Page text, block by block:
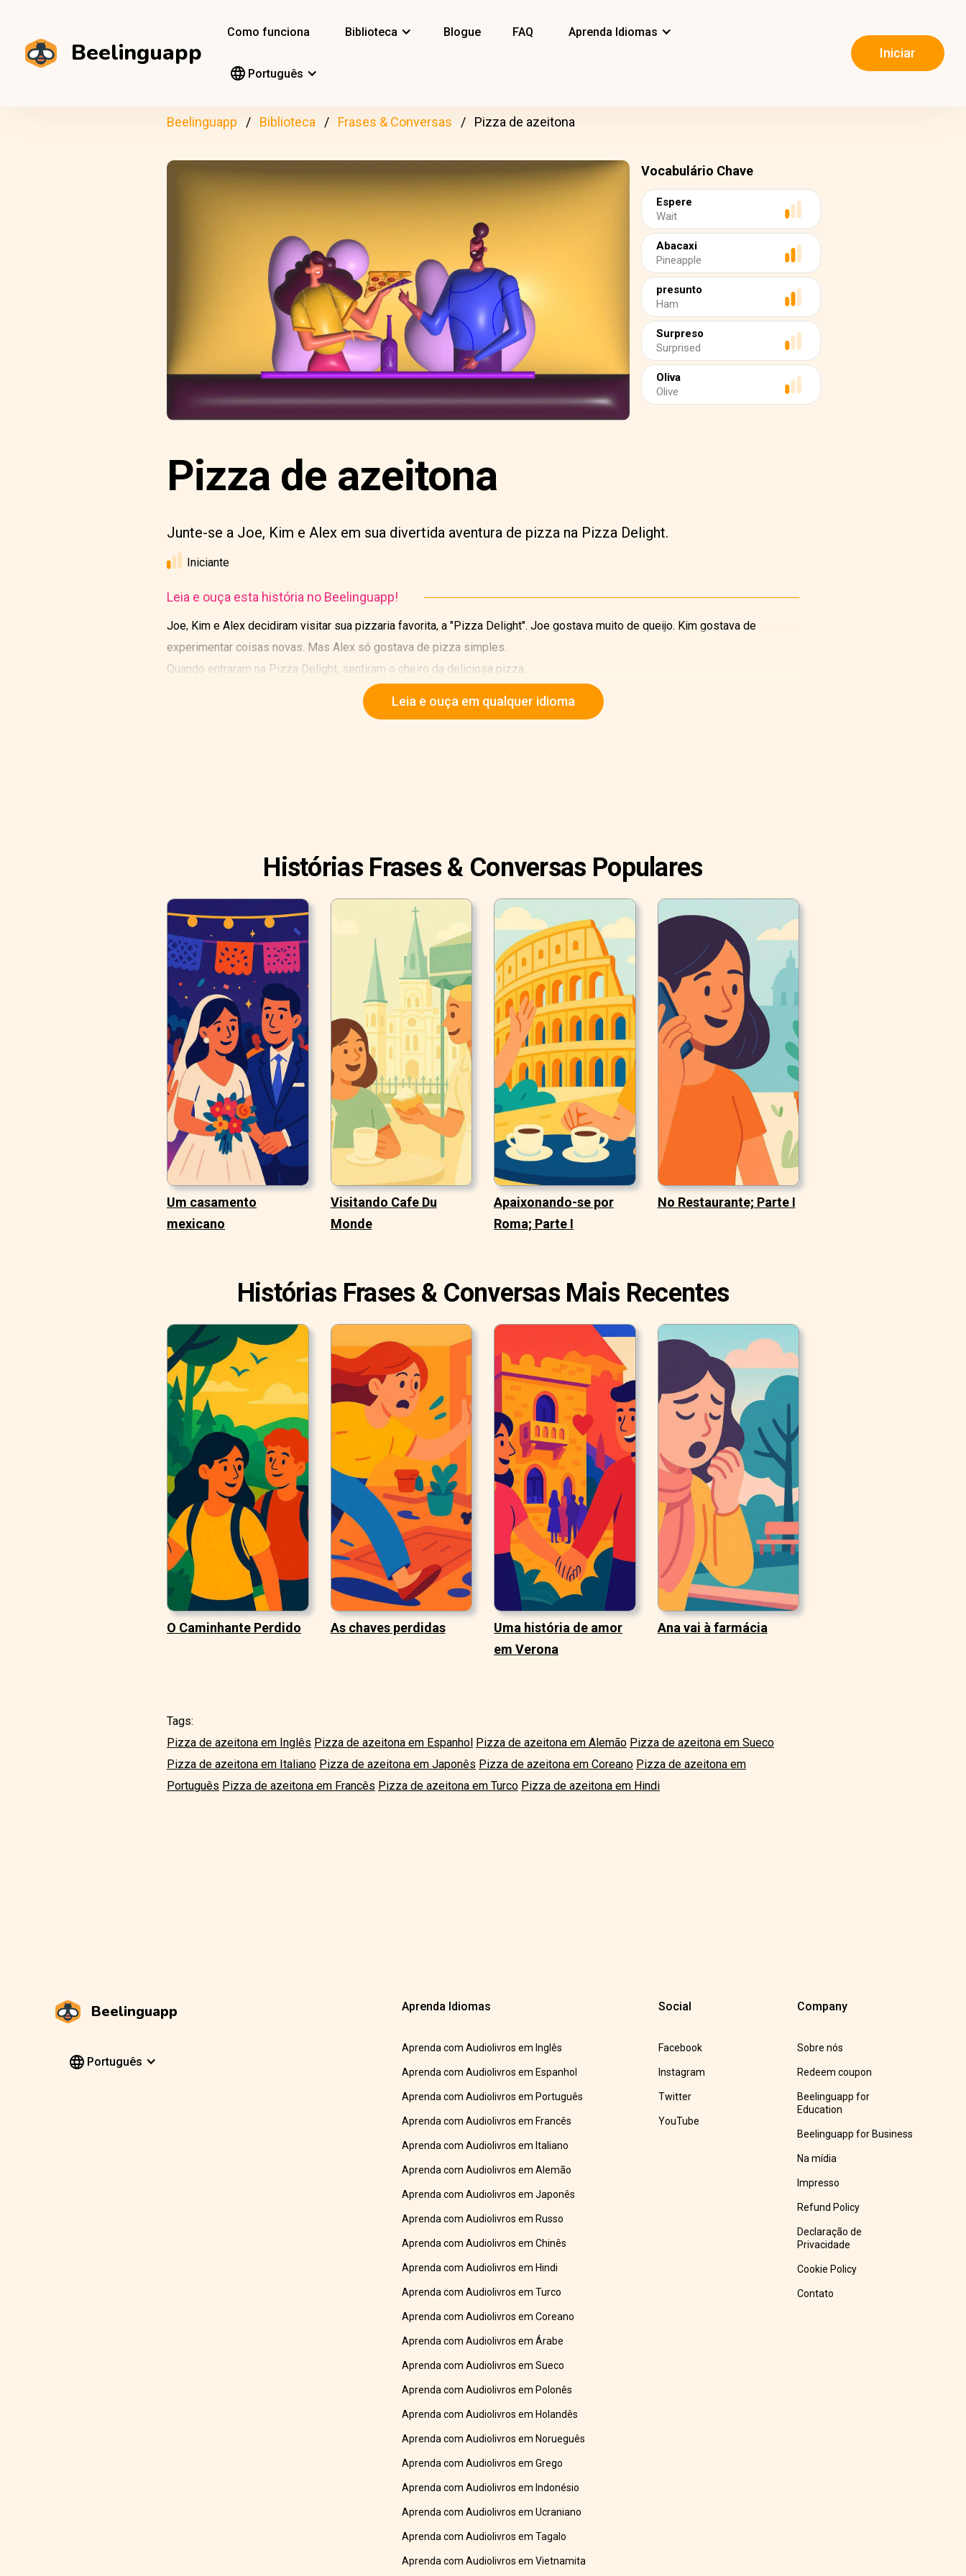
Beelinguapp
Como funciona Biblioteca Blogue FAQ Aprenda Idiomas
Português
Iniciar
Beelinguapp Biblioteca Frases & Conversas Pizza de azeitona
Vocabulário Chave
Espere
Wait
Abacaxi
Pineapple
presunto
Ham
Surpreso
Surprised
Oliva
Olive
Pizza de azeitona
Junte-se a Joe, Kim e Alex em sua divertida aventura de pizza na Pizza Delight.
Iniciante
Leia e ouça esta história no Beelinguapp!
Joe, Kim e Alex decidiram visitar sua pizzaria favorita, a "Pizza Delight". Joe gostava muito de queijo. Kim gostava de
experimentar coisas novas. Mas Alex só gostava de pizza simples.
Quando entraram na Pizza Delight, sentiram o cheiro da deliciosa pizza.
"Ah, mal posso esperar para comer", disse Joe, sorrindo.
Leia e ouça em qualquer idioma
Histórias Frases & Conversas Populares
Um casamento
mexicano
Visitando Cafe Du
Monde
Apaixonando-se por
Roma; Parte I
No Restaurante; Parte I
Histórias Frases & Conversas Mais Recentes
O Caminhante Perdido As chaves perdidas
Uma história de amor
em Verona
Ana vai à farmácia
Tags:
Pizza de azeitona em Inglês Pizza de azeitona em Espanhol Pizza de azeitona em Alemão Pizza de azeitona em Sueco
Pizza de azeitona em Italiano Pizza de azeitona em Japonês Pizza de azeitona em Coreano Pizza de azeitona em
Português Pizza de azeitona em Francês Pizza de azeitona em Turco Pizza de azeitona em Hindi
Beelinguapp
Português
Aprenda Idiomas
Aprenda com Audiolivros em Inglês
Aprenda com Audiolivros em Espanhol
Aprenda com Audiolivros em Português
Aprenda com Audiolivros em Francês
Aprenda com Audiolivros em Italiano
Aprenda com Audiolivros em Alemão
Aprenda com Audiolivros em Japonês
Aprenda com Audiolivros em Russo
Aprenda com Audiolivros em Chinês
Aprenda com Audiolivros em Hindi
Aprenda com Audiolivros em Turco
Aprenda com Audiolivros em Coreano
Aprenda com Audiolivros em Árabe
Aprenda com Audiolivros em Sueco
Aprenda com Audiolivros em Polonês
Aprenda com Audiolivros em Holandês
Aprenda com Audiolivros em Norueguês
Aprenda com Audiolivros em Grego
Aprenda com Audiolivros em Indonésio
Aprenda com Audiolivros em Ucraniano
Aprenda com Audiolivros em Tagalo
Aprenda com Audiolivros em Vietnamita
Social
Facebook
Instagram
Twitter
YouTube
Company
Sobre nós
Redeem coupon
Beelinguapp for
Education
Beelinguapp for Business
Na mídia
Impresso
Refund Policy
Declaração de
Privacidade
Cookie Policy
Contato